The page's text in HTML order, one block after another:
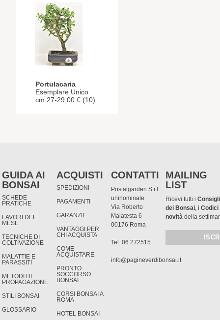
Portulacaria
Esemplare Unico
cm 27-29,00 € (10)
GUIDA AI
BONSAI
SCHEDE
PRATICHE
LAVORI DEL
MESE
TECNICHE DI
COLTIVAZIONE
MALATTIE E
PARASSITI
METODI DI
PROPAGAZIONE
STILI BONSAI
GLOSSARIO
ACQUISTI
SPEDIZIONI
PAGAMENTI
GARANZIE
VANTAGGI PER
CHI ACQUISTA
COME
ACQUISTARE
PRONTO
SOCCORSO
BONSAI
CORSI BONSAI A
ROMA
HOTEL BONSAI
CONTATTI
Postalgarden S.r.l.
uninominale
Via Roberto
Malatesta 6
00176 Roma
Tel. 06 272515
info@pagineverdibonsai.it
MAILING
LIST
Ricevi tutti i
dei Bonsai , iCodici
novità della